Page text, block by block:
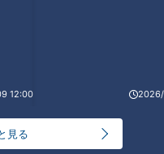
12:00
見る
道は？…“夏の厳しい暑
のキケンなサインと対処